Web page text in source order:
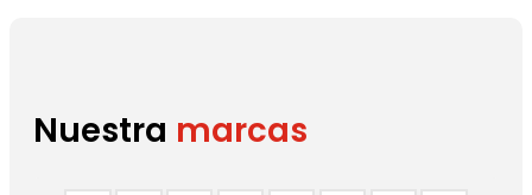
Nuestra marcas